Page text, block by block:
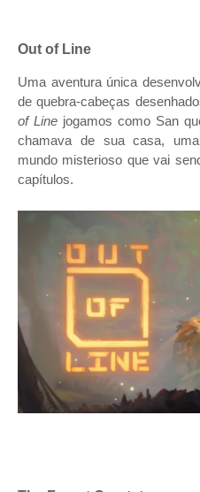
Out of Line
Uma aventura única
de quebra-cabeças
of Line jogamos como San
chamava de sua casa,
mundo misterioso que vai
capítulos.